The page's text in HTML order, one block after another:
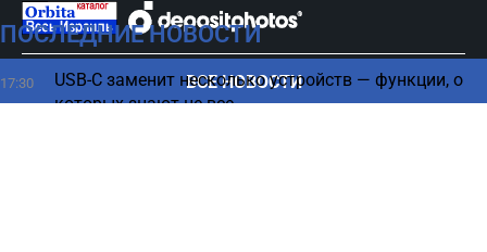
ПОСЛЕДНИЕ НОВОСТИ
17:30
USB-C заменит несколько устройств — функции, о
которых знают не все
ВСЕ НОВОСТИ
сursorinfo.co.il © Все права защищены